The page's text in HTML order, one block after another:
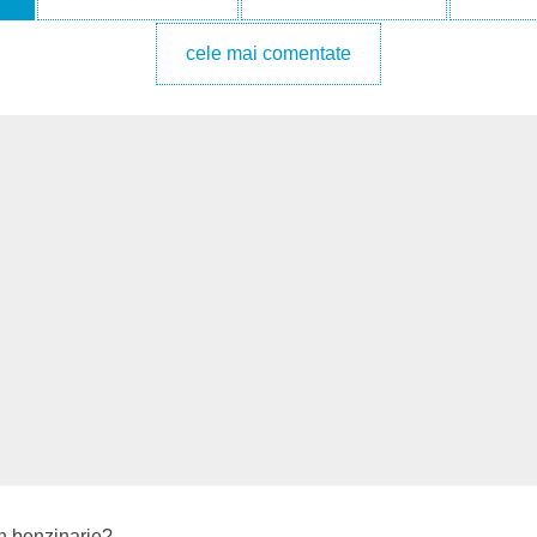
cele mai comentate